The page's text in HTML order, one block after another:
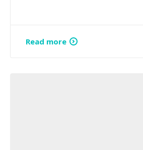
Read more